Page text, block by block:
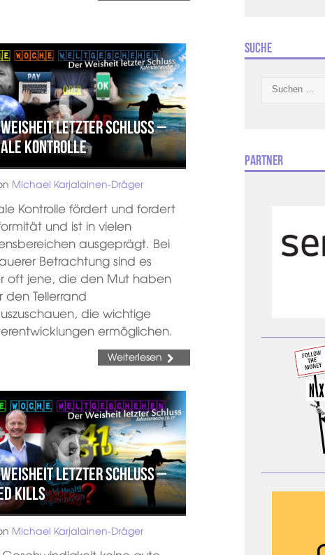
letzter Schluss –
Kontrolle
Michael Karjalainen-Dräger
Kontrolle fördert und fordert
und ist in vielen
ausgeprägt. Bei
Betrachtung sind es
oft jene, die den Mut haben
den Tellerrand
die wichtige
ermöglichen.
Weiterlesen
letzter Schluss –
kills
Michael Karjalainen-Dräger
Suche
nach:
Partner